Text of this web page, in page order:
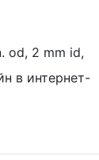
od, 2 mm id,
в интернет-